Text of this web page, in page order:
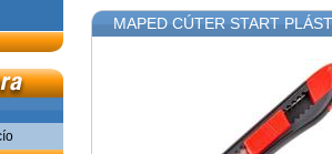
MAPED CÚTER START